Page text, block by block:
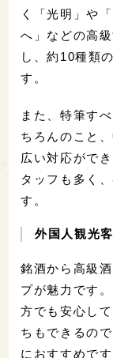
く「光明」や
へ」などの高
し、約10種類
す。
また、特筆す
ちろんのこと
広い対応がで
タッフも多く
す。
外国人観光
銘酒から高級
プが魅力です
方でも安心し
ちもできるの
におすすめで